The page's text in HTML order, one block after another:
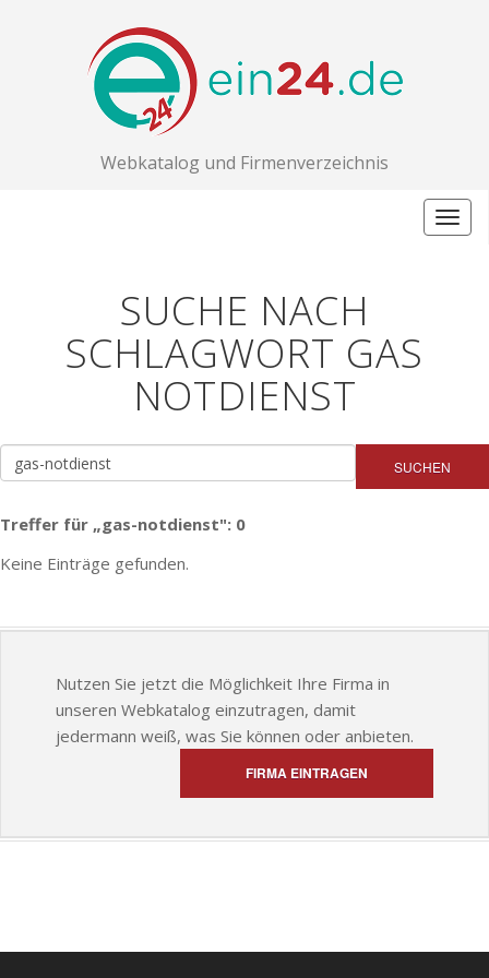
Webkatalog und Firmenverzeichnis
SUCHE NACH
SCHLAGWORT GAS
NOTDIENST
SUCHEN
Treffer für „gas-notdienst": 0
Keine Einträge gefunden.
Nutzen Sie jetzt die Möglichkeit Ihre Firma in
unseren Webkatalog einzutragen, damit
jedermann weiß, was Sie können oder anbieten.
FIRMA EINTRAGEN